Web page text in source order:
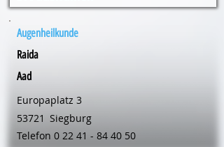
Augenheilkunde
Raida
Aad
Europaplatz 3
53721 Siegburg
Telefon 0 22 41 - 84 40 50